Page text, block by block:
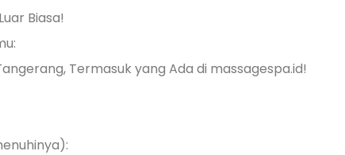
Biasa!
Termasuk yang Ada di massagespa.id!